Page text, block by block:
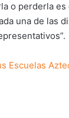
o perderla
una de las
Escuelas